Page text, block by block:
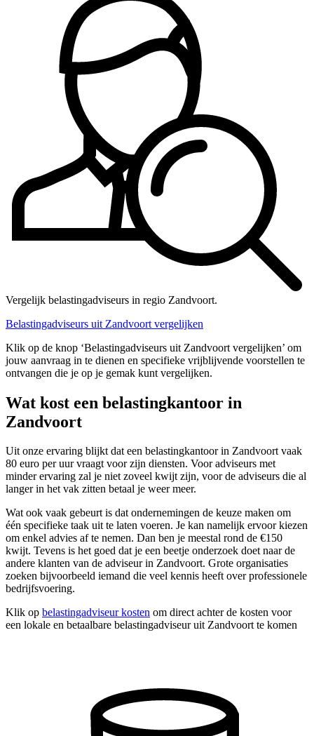
Vergelijk belastingadviseurs in regio Zandvoort.
Belastingadviseurs uit Zandvoort vergelijken
Klik op de knop ‘Belastingadviseurs uit Zandvoort vergelijken’ om
jouw aanvraag in te dienen en specifieke vrijblijvende voorstellen te
ontvangen die je op je gemak kunt vergelijken.
Wat kost een belastingkantoor in
Zandvoort
Uit onze ervaring blijkt dat een belastingkantoor in Zandvoort vaak
80 euro per uur vraagt voor zijn diensten. Voor adviseurs met
minder ervaring zal je niet zoveel kwijt zijn, voor de adviseurs die al
langer in het vak zitten betaal je weer meer.
Wat ook vaak gebeurt is dat ondernemingen de keuze maken om
één specifieke taak uit te laten voeren. Je kan namelijk ervoor kiezen
om enkel advies af te nemen. Dan ben je meestal rond de €150
kwijt. Tevens is het goed dat je een beetje onderzoek doet naar de
andere klanten van de adviseur in Zandvoort. Grote organisaties
zoeken bijvoorbeeld iemand die veel kennis heeft over professionele
bedrijfsvoering.
Klik op belastingadviseur kosten om direct achter de kosten voor
een lokale en betaalbare belastingadviseur uit Zandvoort te komen